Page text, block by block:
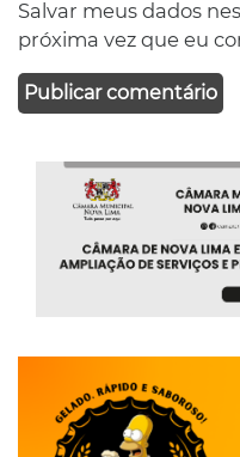
Salvar meus dados
próxima vez que eu